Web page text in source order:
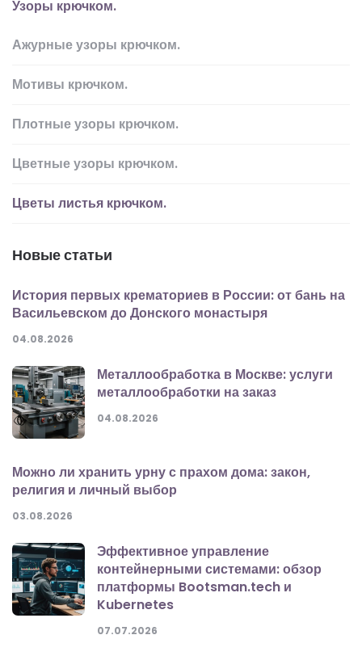
Узоры крючком.
Ажурные узоры крючком.
Мотивы крючком.
Плотные узоры крючком.
Цветные узоры крючком.
Цветы листья крючком.
Новые статьи
История первых крематориев в России: от бань на
Васильевском до Донского монастыря
04.08.2026
Металлообработка в Москве: услуги
металлообработки на заказ
04.08.2026
Можно ли хранить урну с прахом дома: закон,
религия и личный выбор
03.08.2026
Эффективное управление
контейнерными системами: обзор
платформы Bootsman.tech и
Kubernetes
07.07.2026